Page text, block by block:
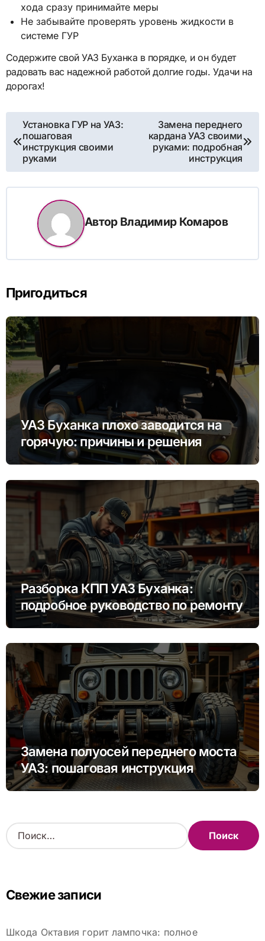
хода сразу принимайте меры
Не забывайте проверять уровень жидкости в
системе ГУР
Содержите свой УАЗ Буханка в порядке, и он будет
радовать вас надежной работой долгие годы. Удачи на
дорогах!
Навигация
по
записям
Установка ГУР на УАЗ:
пошаговая
инструкция своими
руками
Замена переднего
кардана УАЗ своими
руками: подробная
инструкция
Автор Владимир Комаров
Пригодиться
УАЗ Буханка плохо заводится на
горячую: причины и решения
Разборка КПП УАЗ Буханка:
подробное руководство по ремонту
Замена полуосей переднего моста
УАЗ: пошаговая инструкция
Н
а
:Свежие записи
Шкода Октавия горит лампочка: полное